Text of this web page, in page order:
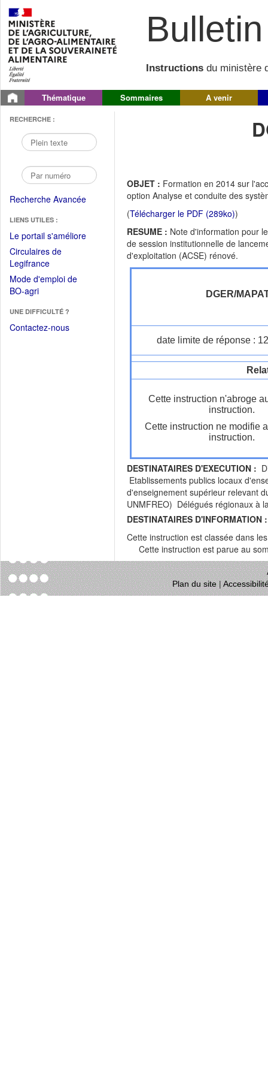
Instructions du ministère
Thématique Sommaires A venir
RECHERCHE :
Recherche Avancée
LIENS UTILES :
Le portail s'améliore(Fichier
Circulaires de
Legifrance(Ouvrir
dans
une
fenêtre)
Mode d'emploi de
BO-agri(Ouvrir
une
nouvelle
UNE DIFFICULTÉ ?
Contactez-nous
OBJET : Formation en 2014 sur
option Analyse et conduite des
(Télécharger le PDF (289ko))
RESUME : Note d'information pour
de session institutionnelle de
d'exploitation (ACSE) rénové.
DGER/
date limite de réponse :
Cette instruction n'abroge
instruction.
Cette instruction ne modifie
instruction.
DESTINATAIRES D'EXECUTION :
Etablissements publics locaux
d'enseignement supérieur relevant
UNMFREO) Délégués régionaux à
DESTINATAIRES D'INFORMATION :
Cette instruction est classée dans
Cette instruction est parue au
Plan du site|